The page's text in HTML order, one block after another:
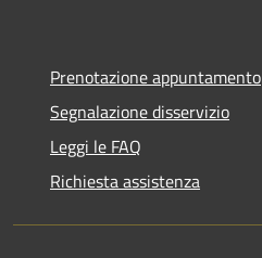
Prenotazione appuntamento
Segnalazione disservizio
Leggi le FAQ
Richiesta assistenza